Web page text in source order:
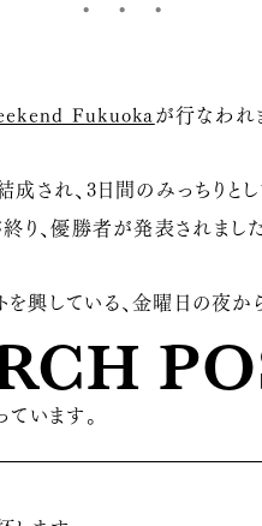
Fukuokaが行なわれ
れ、3日間のみっちりと
り、優勝者が発表されました
興している、金曜日の夜
います。